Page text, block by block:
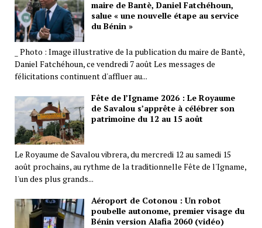
maire de Bantè, Daniel Fatchéhoun,
salue « une nouvelle étape au service
du Bénin »
_ Photo : Image illustrative de la publication du maire de Bantè,
Daniel Fatchéhoun, ce vendredi 7 août Les messages de
félicitations continuent d'affluer au...
Fête de l’Igname 2026 : Le Royaume
de Savalou s’apprête à célébrer son
patrimoine du 12 au 15 août
Le Royaume de Savalou vibrera, du mercredi 12 au samedi 15
août prochains, au rythme de la traditionnelle Fête de l'Igname,
l'un des plus grands...
Aéroport de Cotonou : Un robot
poubelle autonome, premier visage du
Bénin version Alafia 2060 (vidéo)